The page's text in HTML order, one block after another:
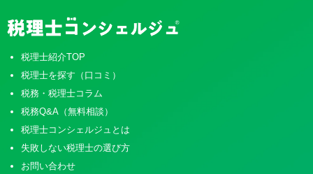
税理士紹介TOP
税理士を探す（口コミ）
税務・税理士コラム
税務Q&A（無料相談）
税理士コンシェルジュとは
失敗しない税理士の選び方
お問い合わせ